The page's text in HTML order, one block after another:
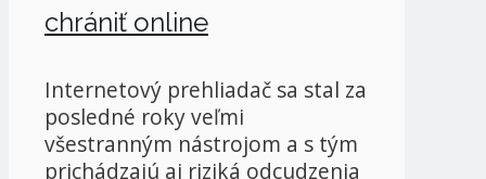
chrániť online
Internetový prehliadač sa stal za
posledné roky veľmi
všestranným nástrojom a s tým
prichádzajú aj riziká odcudzenia